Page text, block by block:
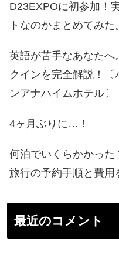
D23EXPOに初参加！
トなのかまとめてみた。
英語が苦手なあなたへ
クインを完全解説！〔
ンアナハイムホテル〕
4ヶ月ぶりに…！
何泊でいくらかかった
旅行の予約手順と費用
最近のコメント